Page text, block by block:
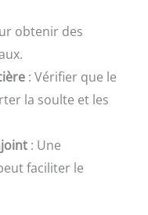
obtenir des
: Vérifier que le
la soulte et les
: Une
faciliter le